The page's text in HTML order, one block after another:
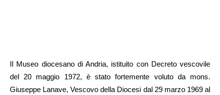
Il Museo diocesano di Andria, istituito con Decreto vescovile
del 20 maggio 1972, è stato fortemente voluto da mons.
Giuseppe Lanave, Vescovo della Diocesi dal 29 marzo 1969 al